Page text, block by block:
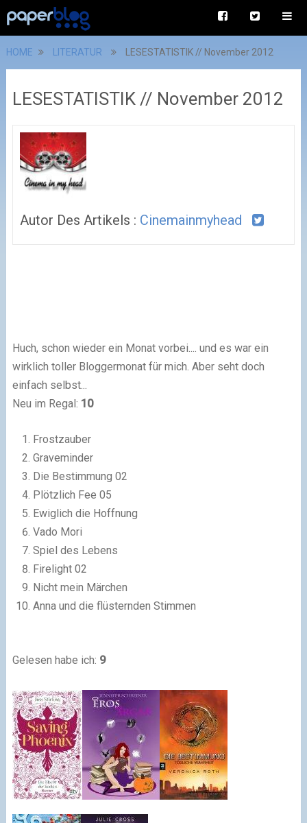
HOME LITERATUR LESESTATISTIK // November 2012
LESESTATISTIK // November 2012
Autor Des Artikels : Cinemainmyhead
Huch, schon wieder ein Monat vorbei.... und es war ein
wirklich toller Bloggermonat für mich. Aber seht doch
einfach selbst...
Neu im Regal: 10
Frostzauber
Graveminder
Die Bestimmung 02
Plötzlich Fee 05
Ewiglich die Hoffnung
Vado Mori
Spiel des Lebens
Firelight 02
Nicht mein Märchen
Anna und die flüsternden Stimmen
Gelesen habe ich: 9